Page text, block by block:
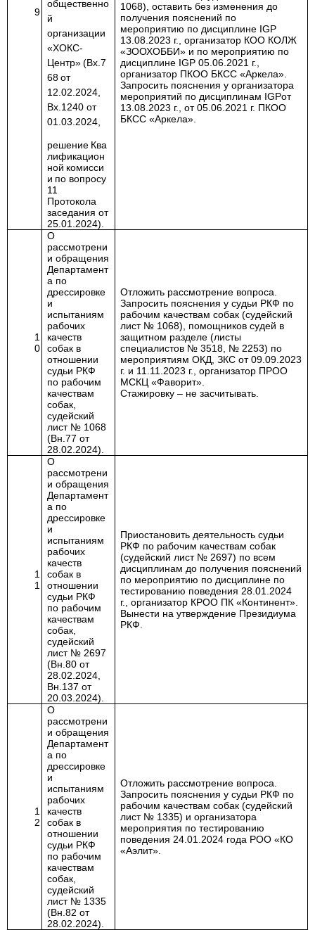
9
общественно
й
организации
«ХОКС-
Центр» (Вх.7
68 от
12.02.2024,
Вх.1240 от
01.03.2024,
решение Ква
лификацион
ной комисси
и по вопросу
11
Протокола
заседания от
25.01.2024).
1068), оставить без изменения до
получения пояснений по
мероприятию по дисциплине IGP
13.08.2023 г., организатор КОО КОЛЖ
«ЗООХОББИ» и по мероприятию по
дисциплине IGP05.06.2021 г.,
организатор ПКОО БКСС «Аркела».
Запросить пояснения у организатора
мероприятий по дисциплинам IGPот
13.08.2023 г., от 05.06.2021 г. ПКОО
БКСС «Аркела».
1
0
О
рассмотрени
и обращения
Департамент
а по
дрессировке
и
испытаниям
рабочих
качеств
собак в
отношении
судьи РКФ
по рабочим
качествам
собак,
судейский
лист № 1068
(Вн.77 от
28.02.2024).
Отложить рассмотрение вопроса.
Запросить пояснения у судьи РКФ по
рабочим качествам собак (судейский
лист № 1068), помощников судей в
защитном разделе (листы
специалистов № 3518, № 2253) по
мероприятиям ОКД, ЗКС от 09.09.2023
г. и 11.11.2023 г., организатор ПРОО
МСКЦ «Фаворит».
Стажировку – не засчитывать.
1
1
О
рассмотрени
и обращения
Департамент
а по
дрессировке
и
испытаниям
рабочих
качеств
собак в
отношении
судьи РКФ
по рабочим
качествам
собак,
судейский
лист № 2697
(Вн.80 от
28.02.2024,
Вн.137 от
20.03.2024).
Приостановить деятельность судьи
РКФ по рабочим качествам собак
(судейский лист № 2697) по всем
дисциплинам до получения пояснений
по мероприятию по дисциплине по
тестированию поведения 28.01.2024
г., организатор КРОО ПК «Континент».
Вынести на утверждение Президиума
РКФ.
1
2
О
рассмотрени
и обращения
Департамент
а по
дрессировке
и
испытаниям
рабочих
качеств
собак в
отношении
судьи РКФ
по рабочим
качествам
собак,
судейский
лист № 1335
(Вн.82 от
28.02.2024).
Отложить рассмотрение вопроса.
Запросить пояснения у судьи РКФ по
рабочим качествам собак (судейский
лист № 1335) и организатора
мероприятия по тестированию
поведения 24.01.2024 года РОО «КО
«Аэлит»